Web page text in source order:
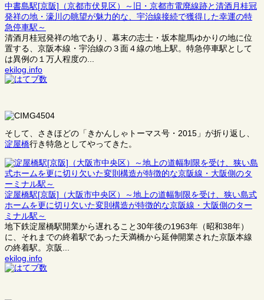
中書島駅[京阪]（京都市伏見区）～旧・京都市電廃線跡と清酒月桂冠
発祥の地・濠川の眺望が魅力的な、宇治線接続で獲得した幸運の特
急停車駅～
清酒月桂冠発祥の地であり、幕末の志士・坂本龍馬ゆかりの地に位
置する、京阪本線・宇治線の３面４線の地上駅。特急停車駅として
は異例の１万人程度の...
ekilog.info
そして、さきほどの「きかんしゃトーマス号・2015」が折り返し、
淀屋橋行き特急としてやってきた。
淀屋橋駅[京阪]（大阪市中央区）～地上の道幅制限を受け、狭い島式
ホームを更に切り欠いた変則構造が特徴的な京阪線・大阪側のター
ミナル駅～
地下鉄淀屋橋駅開業から遅れること30年後の1963年（昭和38年）
に、それまでの終着駅であった天満橋から延伸開業された京阪本線
の終着駅。京阪...
ekilog.info